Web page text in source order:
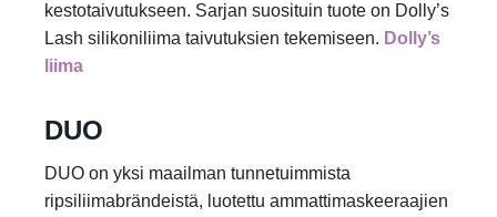
kestotaivutukseen. Sarjan suosituin tuote on Dolly’s
Lash silikoniliima taivutuksien tekemiseen. Dolly’s
liima
DUO
DUO on yksi maailman tunnetuimmista
ripsiliimabrändeistä, luotettu ammattimaskeeraajien